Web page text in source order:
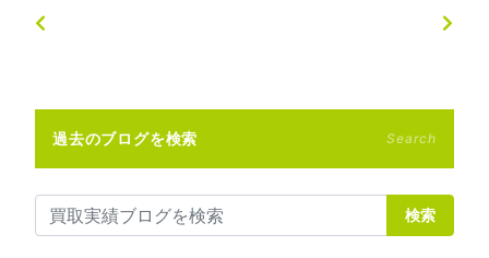
過去のブログを検索 Search
検索